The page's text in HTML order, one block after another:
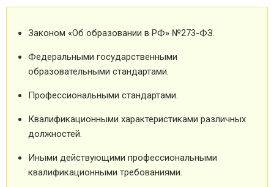
Законом «Об образовании в РФ» №273-ФЗ.
Федеральными государственными
образовательными стандартами.
Профессиональными стандартами.
Квалификационными характеристиками различных
должностей.
Иными действующими профессиональными
квалификационными требованиями.